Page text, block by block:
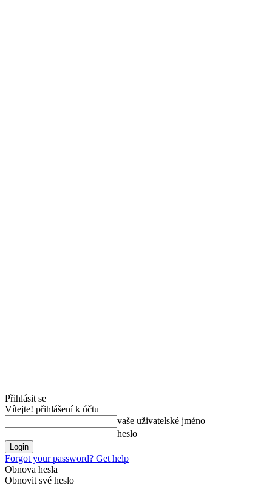
Přihlásit se
Vítejte! přihlášení k účtu
vaše uživatelské jméno
heslo
Forgot your password? Get help
Obnova hesla
Obnovit své heslo